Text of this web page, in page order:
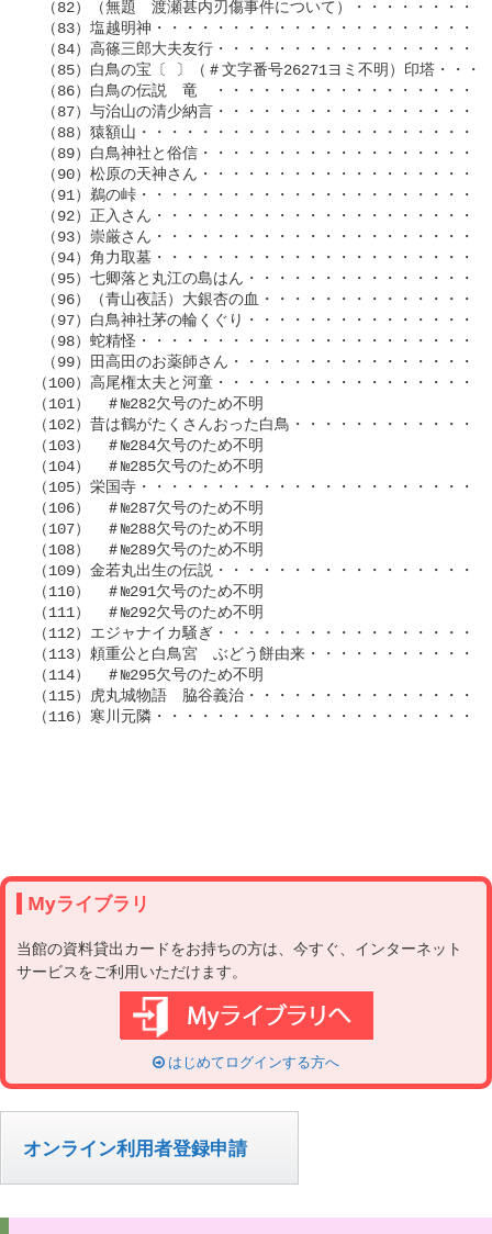
（82）（無題　渡瀬甚内刃傷事件について）・・・・・・・・
（83）塩越明神・・・・・・・・・・・・・・・・・・・・・
（84）高篠三郎大夫友行・・・・・・・・・・・・・・・・・
（85）白鳥の宝〔 〕（＃文字番号26271ヨミ不明）印塔・・・
（86）白鳥の伝説　竜　・・・・・・・・・・・・・・・・・
（87）与治山の清少納言・・・・・・・・・・・・・・・・・
（88）猿額山・・・・・・・・・・・・・・・・・・・・・・
（89）白鳥神社と俗信・・・・・・・・・・・・・・・・・・
（90）松原の天神さん・・・・・・・・・・・・・・・・・・
（91）鵜の峠・・・・・・・・・・・・・・・・・・・・・・
（92）正入さん・・・・・・・・・・・・・・・・・・・・・
（93）崇厳さん・・・・・・・・・・・・・・・・・・・・・
（94）角力取墓・・・・・・・・・・・・・・・・・・・・・
（95）七卿落と丸江の島はん・・・・・・・・・・・・・・・
（96）（青山夜話）大銀杏の血・・・・・・・・・・・・・・
（97）白鳥神社茅の輪くぐり・・・・・・・・・・・・・・・
（98）蛇精怪・・・・・・・・・・・・・・・・・・・・・・
（99）田高田のお薬師さん・・・・・・・・・・・・・・・・
（100）高尾権太夫と河童・・・・・・・・・・・・・・・・・
（101）　＃№282欠号のため不明
（102）昔は鶴がたくさんおった白鳥・・・・・・・・・・・・
（103）　＃№284欠号のため不明
（104）　＃№285欠号のため不明
（105）栄国寺・・・・・・・・・・・・・・・・・・・・・・
（106）　＃№287欠号のため不明
（107）　＃№288欠号のため不明
（108）　＃№289欠号のため不明
（109）金若丸出生の伝説・・・・・・・・・・・・・・・・・
（110）　＃№291欠号のため不明
（111）　＃№292欠号のため不明
（112）エジャナイカ騒ぎ・・・・・・・・・・・・・・・・・
（113）頼重公と白鳥宮　ぶどう餅由来・・・・・・・・・・・
（114）　＃№295欠号のため不明
（115）虎丸城物語　脇谷義治・・・・・・・・・・・・・・・
（116）寒川元隣・・・・・・・・・・・・・・・・・・・・・
Myライブラリ
当館の資料貸出カードをお持ちの方は、今すぐ、インターネット
サービスをご利用いただけます。
はじめてログインする方へ
オンライン利用者登録申請